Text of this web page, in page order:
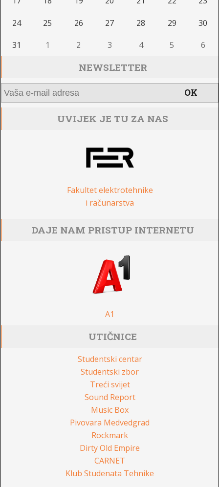
24 25 26 27 28 29 30
31 1 2 3 4 5 6
NEWSLETTER
UVIJEK JE TU ZA NAS
Fakultet elektrotehnike
i računarstva
DAJE NAM PRISTUP INTERNETU
A1
UTIČNICE
Studentski centar
Studentski zbor
Treći svijet
Sound Report
Music Box
Pivovara Medvedgrad
Rockmark
Dirty Old Empire
CARNET
Klub Studenata Tehnike